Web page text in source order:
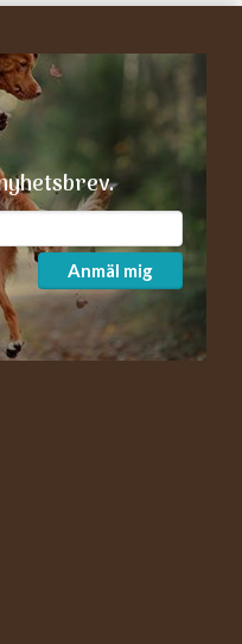
Anmäl mig